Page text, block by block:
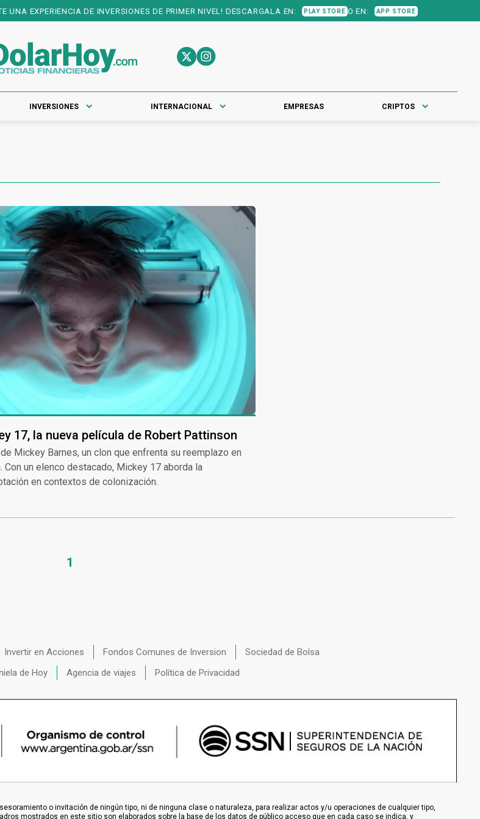
DE INVERSIONES DE PRIMER NIVEL! DESCARGALA EN: PLAY STORE O EN: APP STORE
INVERSIONES INTERNACIONAL EMPRESAS CRIPTOS
17, la nueva película de Robert Pattinson
Mickey Barnes, un clon que enfrenta su reemplazo en
un elenco destacado, Mickey 17 aborda la
en contextos de colonización.
1
Invertir en Acciones Fondos Comunes de Inversion
Sociedad de Bolsa
de Hoy Agencia de viajes Política de Privacidad
o invitación de ningún tipo, ni de ninguna clase o naturaleza, para realizar actos y/u operaciones de cualquier tipo,
mostrados en este sitio son elaborados sobre la base de los datos de público acceso que en cada caso se indica, y